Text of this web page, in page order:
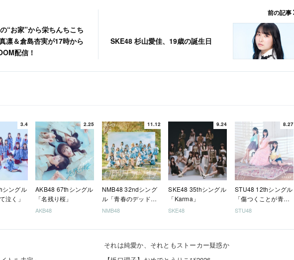
の“お家”から栄ちんちこち
凛＆倉島杏実が17時から
配信！
前の記事
SKE48 杉山愛佳、19歳の誕生日
3.4
シングル
泣く」
2.25
AKB48 67thシングル
「名残り桜」
AKB48
11.12
NMB48 32ndシング
ル「青春のデッドラ
イン」
NMB48
9.24
SKE48 35thシングル
「Karma」
SKE48
8.27
STU48 12thシングル
「傷つくことが青春
だ」
STU48
それは純愛か、それともストーカー疑惑か